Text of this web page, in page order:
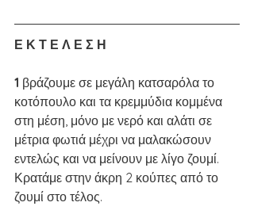
Ε Κ Τ Ε Λ Ε Σ Η
1 βράζουμε σε μεγάλη κατσαρόλα το
κοτόπουλο και τα κρεμμύδια κομμένα
στη μέση, μόνο με νερό και αλάτι σε
μέτρια φωτιά μέχρι να μαλακώσουν
εντελώς και να μείνουν με λίγο ζουμί.
Κρατάμε στην άκρη 2 κούπες από το
ζουμί στο τέλος.